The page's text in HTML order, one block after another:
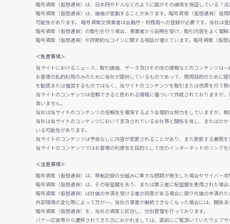
暗号資産（仮想通貨）は、日本円やドルなどのように国がその価値を保証している「
暗号資産（仮想通貨）は、価格が変動することがあります。暗号資産（仮想通貨）信
可能性があります。 暗号資産交換業者は金融庁・財務局への登録が必要です。当社は登
暗号資産（仮想通貨）の取引を行う場合、事業者から説明を受け、取引内容をよく理解
暗号資産（仮想通貨）や詐欺的なコインに関する相談が増えています。暗号資産（仮
＜免責事項＞
当サイトにおけるニュース、取引価格、データ及びその他の情報などのコンテンツは
お客様の私的利用のみのために当社が提供しているものであって、商用目的のために
を勧誘または推奨するものではなく、当サイトのコンテンツを取引または売買を行う
当サイトのコンテンツは信頼できると思われる情報に基づいて作成されておりますが
負いません。
当社は当サイトのコンテンツの信頼性を確保するよう合理的な努力をしていますが、
当社は当サイトのコンテンツにおいて言及されている会社等と関係を有し、またはか
いる可能性があります。
当サイトのコンテンツは予告なしに内容が変更されることがあり、また更新する義務を
当サイトのコンテンツではお客様の利便性を目的として他のインターネットのリンク
＜注意事項＞
暗号資産（仮想通貨）は、移転記録の仕組みに重大な問題が発生した場合やサイバー
暗号資産（仮想通貨）は、その秘密鍵を失う、または第三者に秘密鍵を悪用された場
暗号資産（仮想通貨）は対価の弁済を受ける者の同意がある場合に限り代価の弁済のた
外部環境の変化等によって万が一、当社の事業が継続できなくなった場合には、関係
暗号資産（仮想通貨）を、当社の資産と区分し、分別管理を行っております。
バナー広告等から遷移されてきた方におかれましては、直前にご覧頂いていたウェブ